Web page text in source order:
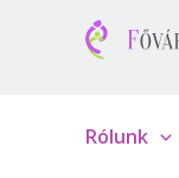
Rólunk